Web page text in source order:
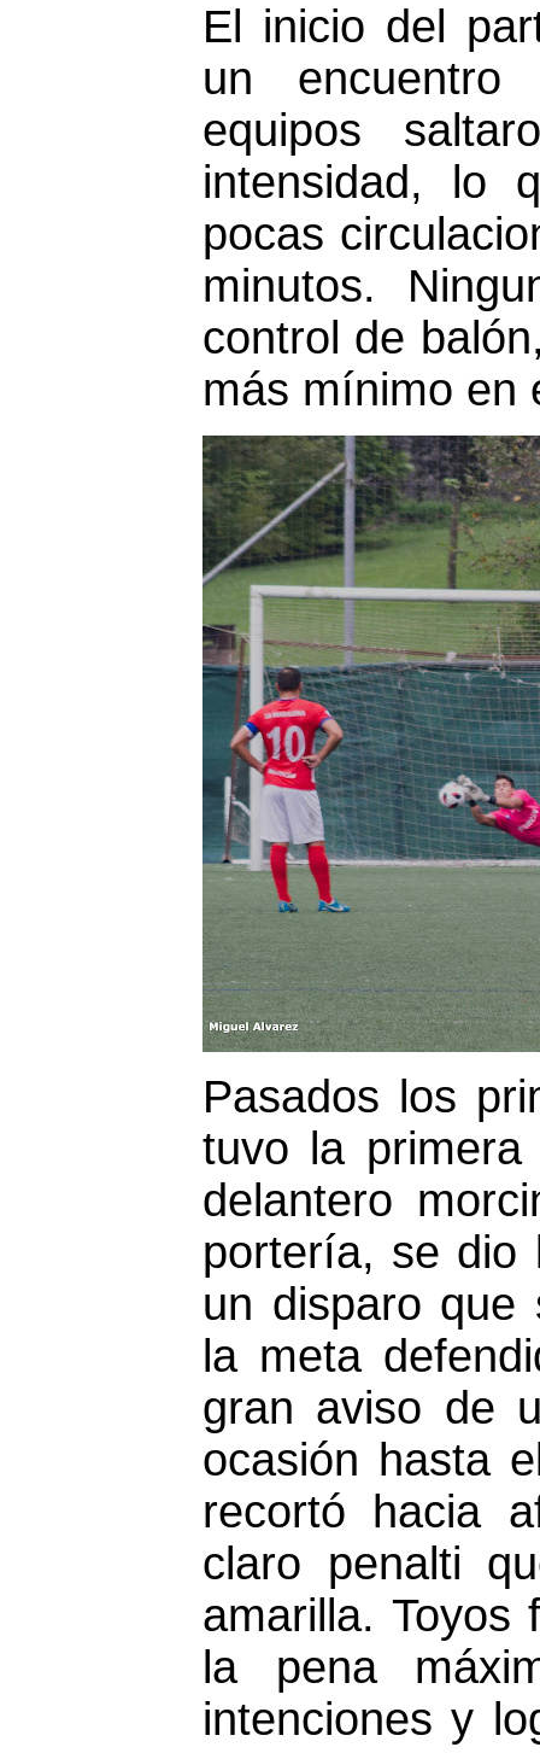
El inicio del
un
equipos
intensidad, lo
pocas
minutos.
control de
más mínimo en
Pasados los
tuvo la
delantero
portería, se dio
un disparo que
la meta
gran aviso de
ocasión hasta
recortó hacia
claro penalti
amarilla. Toyos
la pena
intenciones y